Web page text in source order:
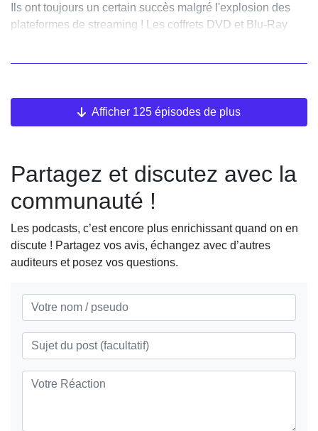
Ils ont toujours un certain succès malgré l'explosion des
plateformes de streaming ! Les coffrets DVD et Blu-Ray
Afficher 125 épisodes de plus
Partagez et discutez avec la
communauté !
Les podcasts, c’est encore plus enrichissant quand on en
discute ! Partagez vos avis, échangez avec d’autres
auditeurs et posez vos questions.